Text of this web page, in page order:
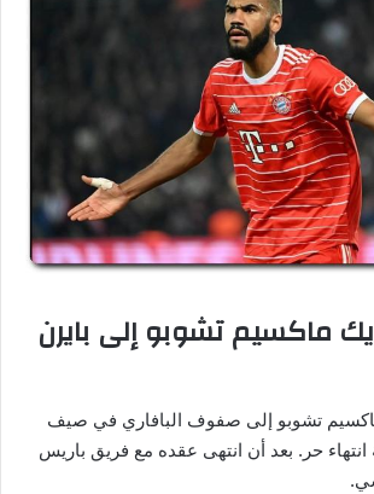
ماكسيم تشوبو إلى بايرن
تشوبو إلى صفوف البافاري في صيف
صفقة انتهاء حر. بعد أن انتهى عقده مع فريق باريس